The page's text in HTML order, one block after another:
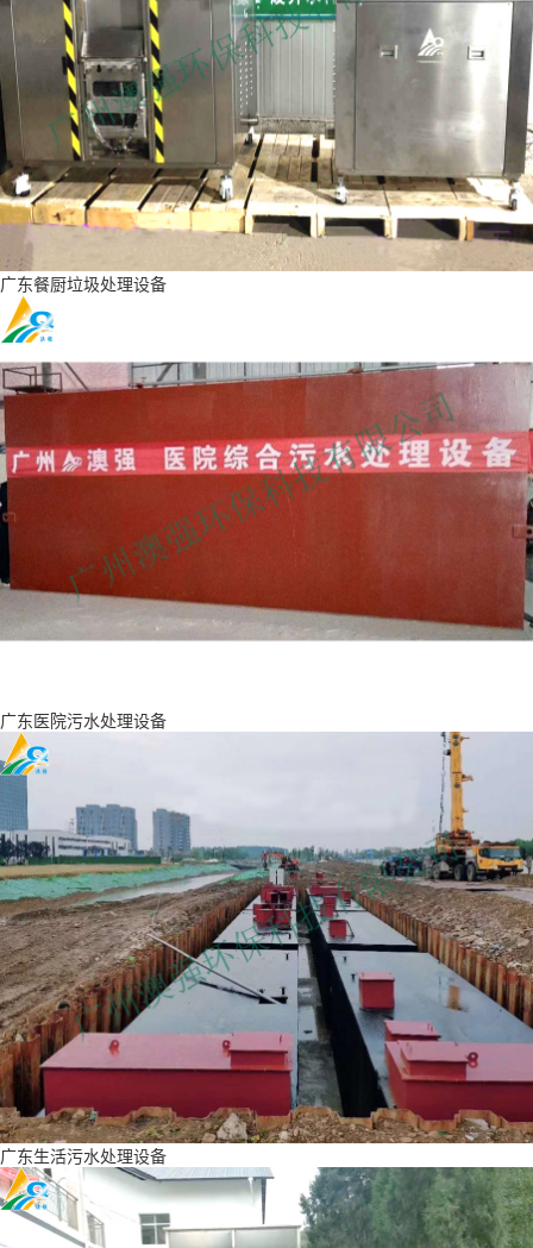
广东餐厨垃圾处理设备
广东医院污水处理设备
广东生活污水处理设备